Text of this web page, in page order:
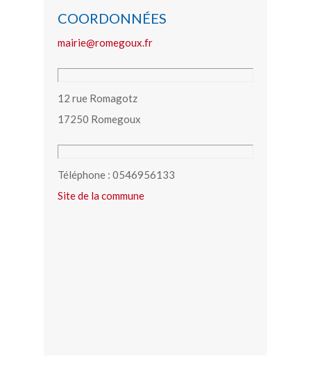
COORDONNÉES
mairie@romegoux.fr
12 rue Romagotz
17250 Romegoux
Téléphone : 0546956133
Site de la commune